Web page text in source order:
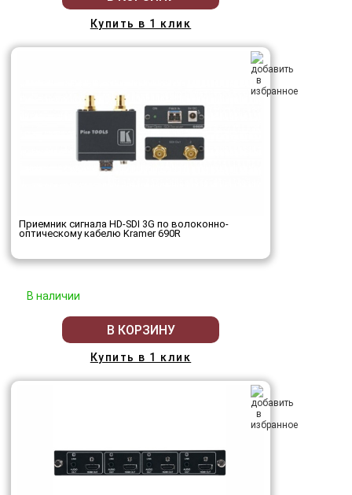
Купить в 1 клик
Приемник сигнала HD-SDI 3G по волоконно-
оптическому кабелю Kramer 690R
В наличии
В КОРЗИНУ
Купить в 1 клик